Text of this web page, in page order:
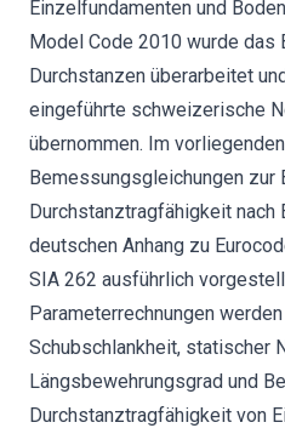
Einzelfundamenten und
Model Code 2010 wurde
Durchstanzen überarbeitet
eingeführte schweizerische
übernommen. Im
Bemessungsgleichungen zur
Durchstanztragfähigkeit nach
deutschen Anhang zu
SIA 262 ausführlich
Parameterrechnungen
Schubschlankheit, statischer
Längsbewehrungsgrad und
Durchstanztragfähigkeit von